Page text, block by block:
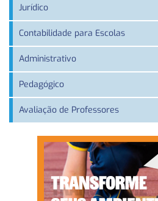
Jurídico
Contabilidade para Escolas
Administrativo
Pedagógico
Avaliação de Professores